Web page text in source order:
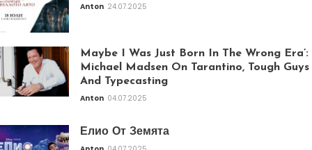
Anton 24.07.2025
Maybe I Was Just Born In The Wrong Era’:
Michael Madsen On Tarantino, Tough Guys
And Typecasting
Anton 04.07.2025
Елио От Земята